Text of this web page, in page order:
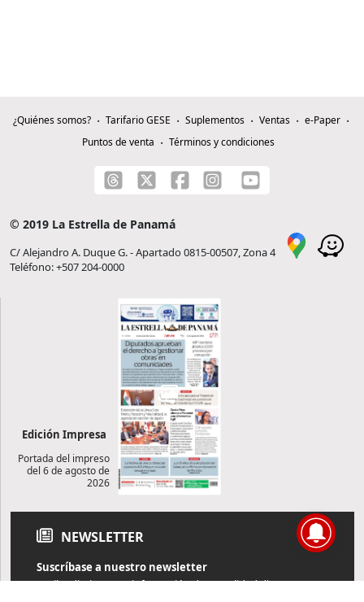
¿Quiénes somos? Tarifario GESE Suplementos Ventas
e-Paper
Puntos de venta
Términos y condiciones
© 2019 La Estrella de Panamá
C/ Alejandro A. Duque G. - Apartado 0815-00507, Zona 4
Teléfono: +507 204-0000
Edición Impresa
Portada del impreso
del 6 de agosto de
2026
NEWSLETTER
Suscríbase a nuestro newsletter
Reciba diariamente información de actualidad directamente en